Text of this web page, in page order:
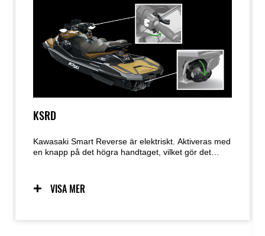
KSRD
Kawasaki Smart Reverse är elektriskt. Aktiveras med
en knapp på det högra handtaget, vilket gör det
VISA MER